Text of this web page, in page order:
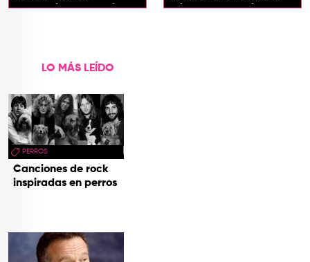
generaciones con el
chicha en su sonido
LO MÁS LEÍDO
PERROS
Canciones de rock
inspiradas en perros